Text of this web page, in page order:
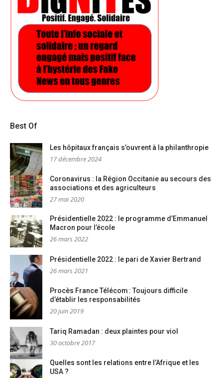
Best Of
Les hôpitaux français s’ouvrent à la philanthropie
17 décembre 2024
Coronavirus : la Région Occitanie au secours des
associations et des agriculteurs
27 mai 2020
Présidentielle 2022 : le programme d’Emmanuel
Macron pour l’école
26 mars 2022
Présidentielle 2022 : le pari de Xavier Bertrand
26 mars 2021
Procès France Télécom : Toujours difficile
d’établir les responsabilités
20 juin 2019
Tariq Ramadan : deux plaintes pour viol
30 octobre 2017
Quelles sont les relations entre l’Afrique et les
USA ?